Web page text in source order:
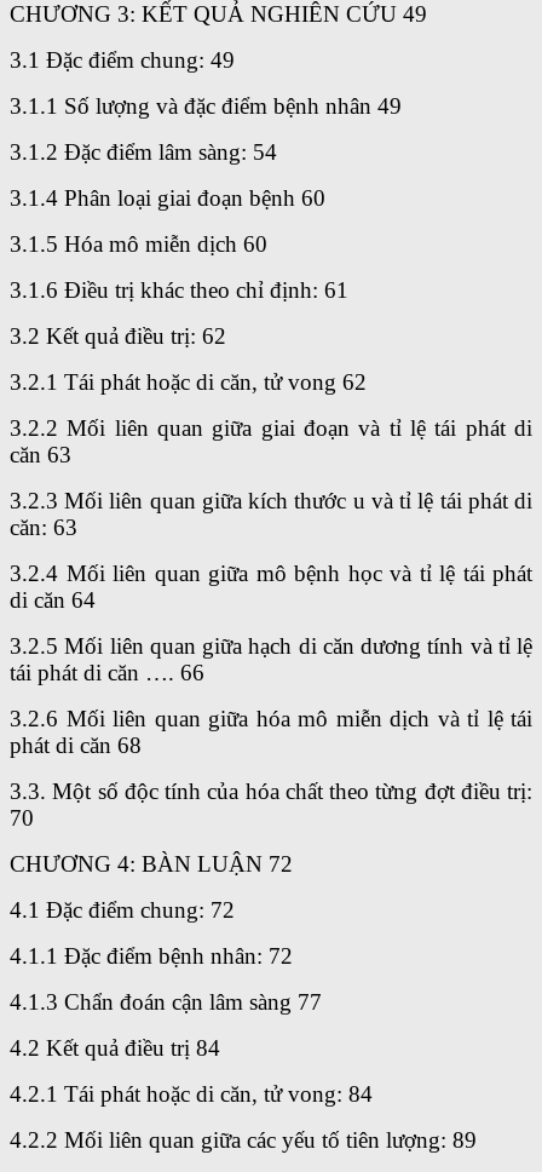
CHƯƠNG 3: KẾT QUẢ NGHIÊN CỨU 49
3.1 Đặc điểm chung: 49
3.1.1 Số lượng và đặc điểm bệnh nhân 49
3.1.2 Đặc điểm lâm sàng: 54
3.1.4 Phân loại giai đoạn bệnh 60
3.1.5 Hóa mô miễn dịch 60
3.1.6 Điều trị khác theo chỉ định: 61
3.2 Kết quả điều trị: 62
3.2.1 Tái phát hoặc di căn, tử vong 62
3.2.2 Mối liên quan giữa giai đoạn và tỉ lệ tái phát di
căn 63
3.2.3 Mối liên quan giữa kích thước u và tỉ lệ tái phát di
căn: 63
3.2.4 Mối liên quan giữa mô bệnh học và tỉ lệ tái phát
di căn 64
3.2.5 Mối liên quan giữa hạch di căn dương tính và tỉ lệ
tái phát di căn …. 66
3.2.6 Mối liên quan giữa hóa mô miễn dịch và tỉ lệ tái
phát di căn 68
3.3. Một số độc tính của hóa chất theo từng đợt điều trị:
70
CHƯƠNG 4: BÀN LUẬN 72
4.1 Đặc điểm chung: 72
4.1.1 Đặc điểm bệnh nhân: 72
4.1.3 Chẩn đoán cận lâm sàng 77
4.2 Kết quả điều trị 84
4.2.1 Tái phát hoặc di căn, tử vong: 84
4.2.2 Mối liên quan giữa các yếu tố tiên lượng: 89